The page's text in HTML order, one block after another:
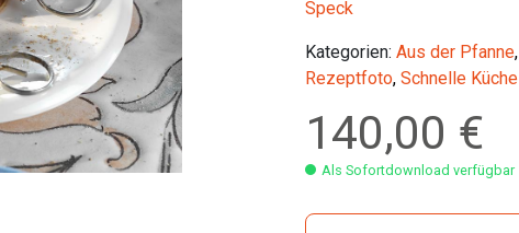
Speck
Kategorien: Aus der Pfanne,
Rezeptfoto, Schnelle Küche
140,00 €
Als Sofortdownload verfügbar